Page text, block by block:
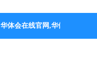
华体会在线官网,华体会（中国）